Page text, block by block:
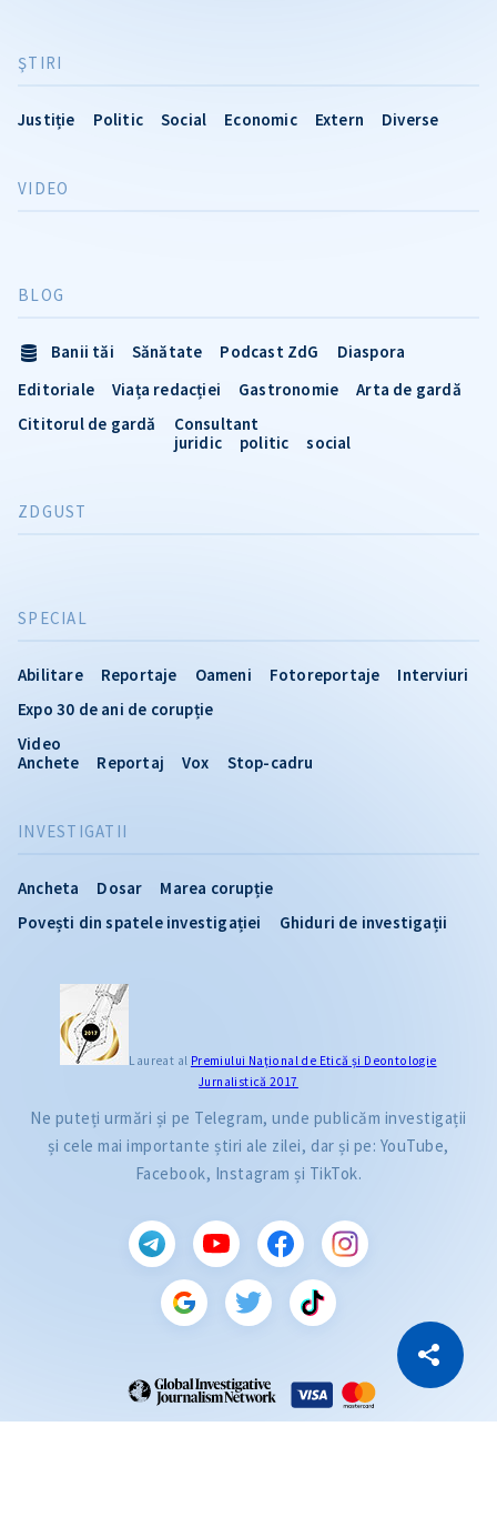
Copiază Link
ŞTIRI
Justiție Politic Social Economic Extern Diverse
INVESTIGATII
Ancheta Dosar
Marea corupție
Povești din spatele investigației
Ghiduri de investigații
VIDEO
SPECIAL
Abilitare Reportaje Oameni Fotoreportaje
Interviuri
Expo 30 de ani de corupție
Video
Anchete
Reportaj Vox Stop-cadru
BLOG
Banii tăi Sănătate Podcast ZdG
Diaspora
Editoriale
Viața redacției Gastronomie
Arta de gardă
Cititorul de gardă
Consultant
juridic
politic social
ZDGUST
Laureat al Premiului Naţional de Etică și Deontologie
Jurnalistică 2017
Ne puteți urmări și pe Telegram, unde publicăm investigații
și cele mai importante știri ale zilei, dar și pe: YouTube,
Facebook, Instagram și TikTok.